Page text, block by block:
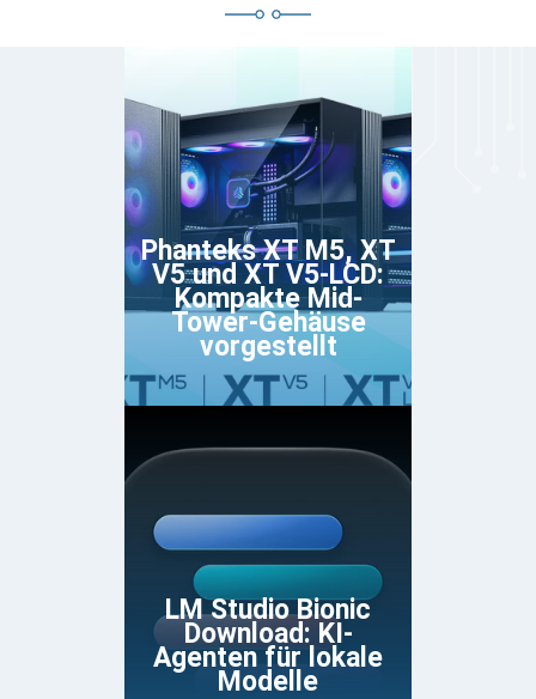
Phanteks XT M5, XT
V5 und XT V5-LCD:
Kompakte Mid-
Tower-Gehäuse
vorgestellt
LM Studio Bionic
Download: KI-
Agenten für lokale
Modelle